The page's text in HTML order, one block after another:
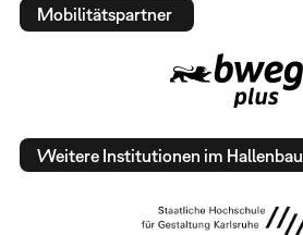
Mobilitätspartner
Weitere Institutionen im Hallenbau